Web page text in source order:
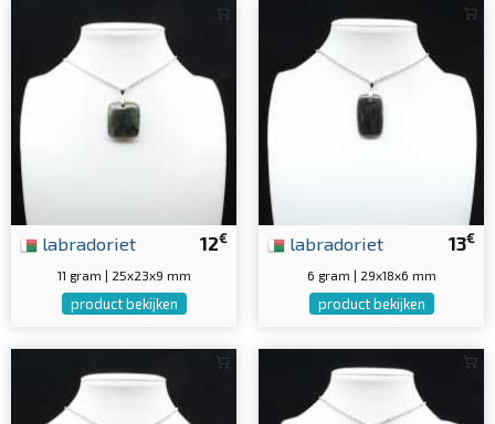
12€
labradoriet
11 gram | 25x23x9 mm
product bekijken
13€
labradoriet
6 gram | 29x18x6 mm
product bekijken